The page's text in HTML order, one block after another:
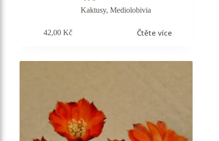
Kaktusy,Mediolobivia
42,00Kč Čtěte více